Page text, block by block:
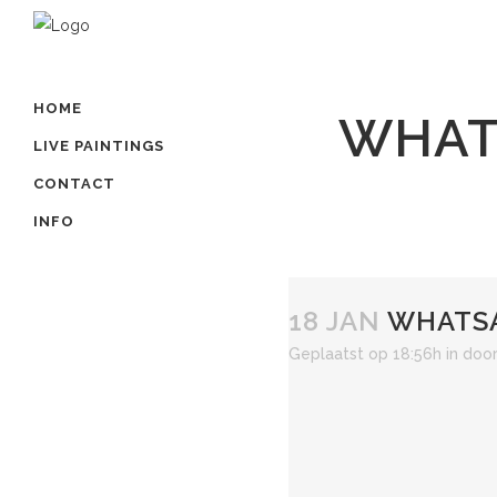
HOME
LIVE PAINTINGS
CONTACT
INFO
18 JAN
Geplaatst op 18:56h in